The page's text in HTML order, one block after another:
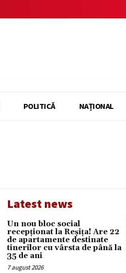
POLITICĂ NAȚIONAL
Latest news
Un nou bloc social
recepționat la Reșița! Are 22
de apartamente destinate
tinerilor cu vârsta de până la
35 de ani
7 august 2026